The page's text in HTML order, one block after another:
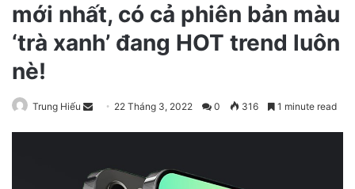
mới nhất, có cả phiên bản màu
‘trà xanh’ đang HOT trend luôn
nè!
Trung Hiếu
a
22 Tháng 3, 2022 0 316 1 minute read